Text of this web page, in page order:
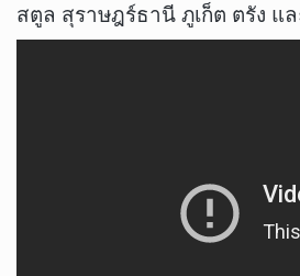
สตูล สุราษฎร์ธานี ภูเก็ต ตรัง แ